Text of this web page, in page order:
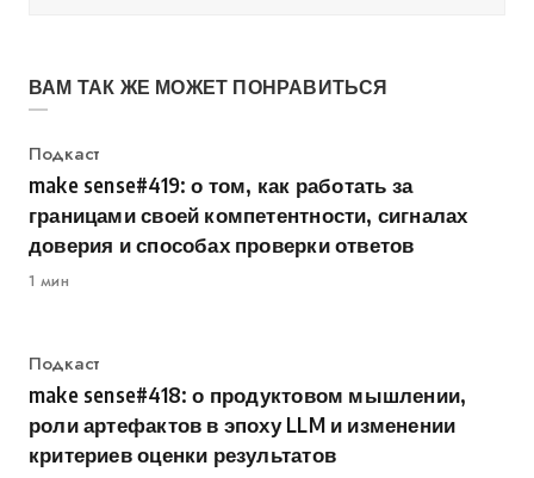
ВАМ ТАК ЖЕ МОЖЕТ ПОНРАВИТЬСЯ
Категория
Подкаст
make sense#419: о том, как работать за
границами своей компетентности, сигналах
доверия и способах проверки ответов
1 мин
Категория
Подкаст
make sense#418: о продуктовом мышлении,
роли артефактов в эпоху LLM и изменении
критериев оценки результатов